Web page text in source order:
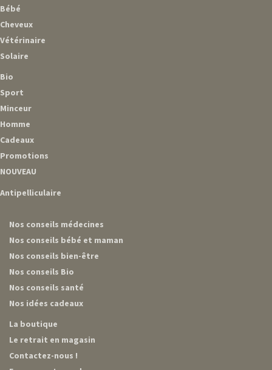
Bébé
Cheveux
Vétérinaire
Solaire
Bio
Sport
Minceur
Homme
Cadeaux
Promotions
NOUVEAU
Antipelliculaire
Nos conseils médecines
Nos conseils bébé et maman
Nos conseils bien-être
Nos conseils Bio
Nos conseils santé
Nos idées cadeaux
La boutique
Le retrait en magasin
Contactez-nous !